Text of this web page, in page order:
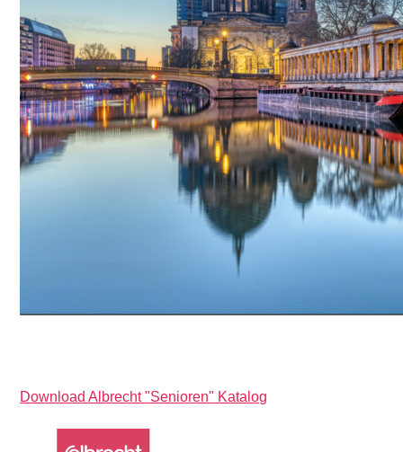
Download Albrecht "Senioren" Katalog